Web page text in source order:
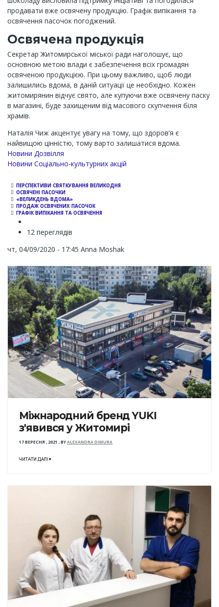
продавати вже освячену продукцію. Графік випікання та
освячення пасочок погоджений.
Освячена продукція
Секретар Житомирської міської ради наголошує, що
основною метою влади є забезпечення всіх громадян
освяченою продукцією. При цьому важливо, щоб люди
залишились вдома, в даній ситуації це необхідно. Кожен
житомирянин відчує свято, але купуючи вже освячену паску
в магазині, буде захищеним від масового скупчення біля
храмів.
Наталія Чиж акцентує увагу на тому, що здоров’я є
найвищою цінністю, тому варто залишатися вдома.
Новини Дозвілля
Новини Соціально-культурних акцій
ПЕРСПЕКТИВИ СВЯТКУВАННЯ ВЕЛИКОДНЯ
ОСВЯЧЕНІ ПАСОЧКИ
«ВЕЛИКДЕНЬ ВДОМА»
ПРОДАЖ ОСВЯЧЕНИХ ПАСОЧОК
ГРАФІК ВИПІКАННЯ ТА ОСВЯЧЕННЯ
12 переглядів
чт, 04/09/2020 - 17:45 Anna Moshak
Міжнародний бренд YUKI
з'явився у Житомирі
17 ВЕРЕСНЯ , 2021 ,BYALEXANDRA DIMURA
ЧИТАТИ ДАЛІ